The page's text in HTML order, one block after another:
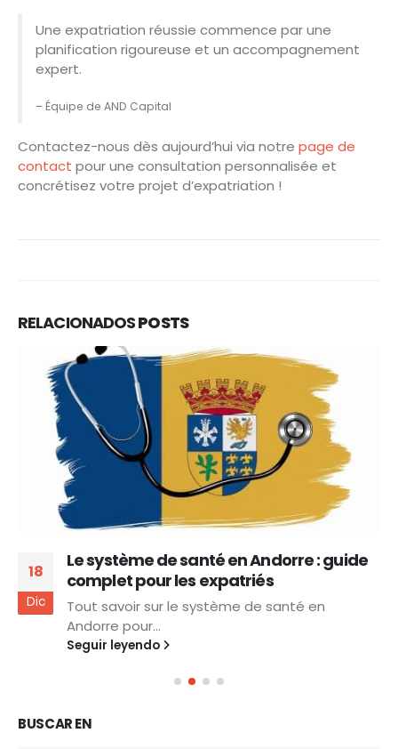
Une expatriation réussie commence par une
planification rigoureuse et un accompagnement
expert.
– Équipe de AND Capital
Contactez-nous dès aujourd’hui via notre page de
contact pour une consultation personnalisée et
concrétisez votre projet d’expatriation !
RELACIONADOSPOSTS
18
Dic
Le système de santé en Andorre : guide
complet pour les expatriés
Tout savoir sur le système de santé en
Andorre pour...
Seguir leyendo
BUSCAR EN